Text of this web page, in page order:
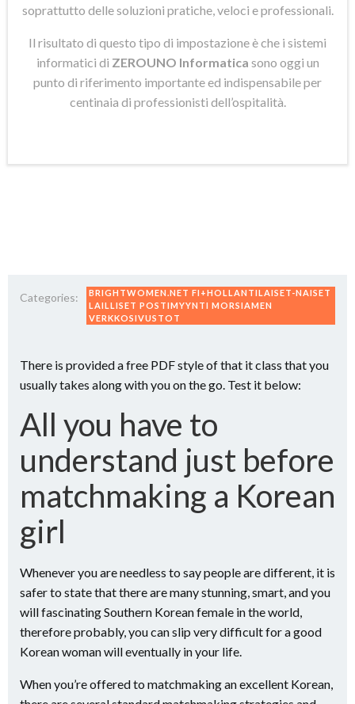
soprattutto delle soluzioni pratiche, veloci e professionali.
Il risultato di questo tipo di impostazione è che i sistemi
informatici di ZEROUNO Informatica sono oggi un
punto di riferimento importante ed indispensabile per
centinaia di professionisti dell’ospitalità.
Categories:
BRIGHTWOMEN.NET FI+HOLLANTILAISET-NAISET
LAILLISET POSTIMYYNTI MORSIAMEN
VERKKOSIVUSTOT
There is provided a free PDF style of that it class that you
usually takes along with you on the go. Test it below:
All you have to
understand just before
matchmaking a Korean
girl
Whenever you are needless to say people are different, it is
safer to state that there are many stunning, smart, and you
will fascinating Southern Korean female in the world,
therefore probably, you can slip very difficult for a good
Korean woman will eventually in your life.
When you’re offered to matchmaking an excellent Korean,